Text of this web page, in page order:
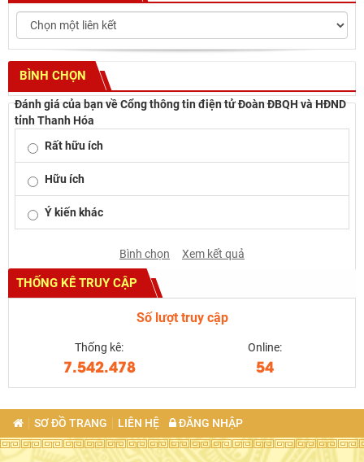
BÌNH CHỌN
Đánh giá của bạn về Cổng thông tin điện tử Đoàn ĐBQH và HĐND
tỉnh Thanh Hóa
Rất hữu ích
Hữu ích
Ý kiến khác
Bình chọn Xem kết quả
THỐNG KÊ TRUY CẬP
Số lượt truy cập
Thống kê:
7.542.478
Online:
54
SƠ ĐỒ TRANG LIÊN HỆ ĐĂNG NHẬP